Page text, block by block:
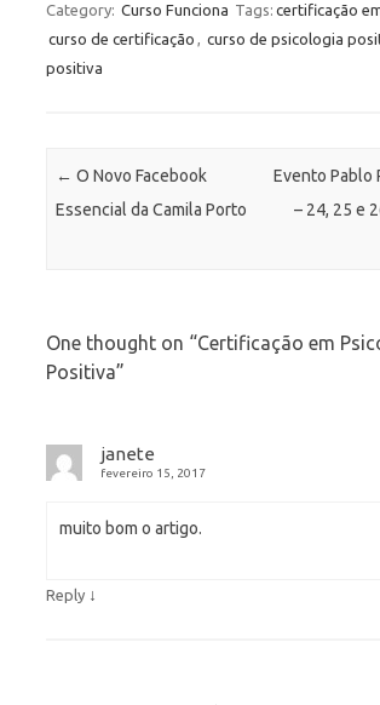
Category: Curso Funciona Tags: certificação
curso de certificação , curso de psicologia
positiva
Post navigation
← O Novo Facebook
Essencial da Camila Porto
Evento Pablo
– 24, 25 e
One thought on “Certificação em
Positiva”
janete
fevereiro 15, 2017
muito bom o artigo.
Reply ↓